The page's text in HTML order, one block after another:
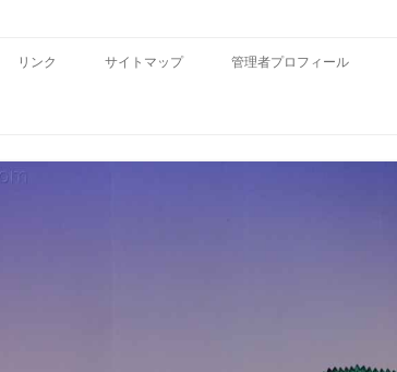
ン
ッ
リンク サイトマップ 管理者プロフィール